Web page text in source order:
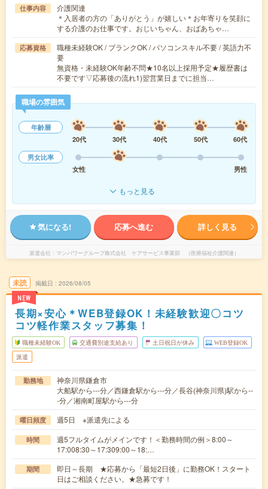
仕事内容
介護関連
＊入居者の方の「ありがとう」が嬉しい＊お年寄りを笑顔に
する介護のお仕事です。おじいちゃん、おばあちゃ…
応募資格
職種未経験OK / ブランクOK / パソコンスキル不要 / 英語力不
要
無資格・未経験OK年齢不問★10名以上採用予定★履歴書は
不要です▽応募後の流れ1)翌営業日までに担当…
職場の雰囲気
年齢層
20代
30代 40代 50代
60代
男女比率
女性
男性
もっと見る
気になる! 応募へ進む 詳しく見る
派遣会社 マンパワーグループ株式会社 ケアサービス事業部 （医療福祉介護関連）
未読
NEW
掲載日 2026/08/05
長期×安心＊WEB登録OK！未経験歓迎〇コツ
コツ軽作業スタッフ募集！
職種未経験OK 交通費別途支給あり 土日祝日が休み WEB登録OK
派遣
勤務地
神奈川県鎌倉市
大船駅から---分／西鎌倉駅から---分／長谷(神奈川県)駅から--
-分／湘南町屋駅から---分
曜日頻度 週5日 ※派遣先による
時間
週5フルタイムがメインです！＜勤務時間の例＞8:00～
17:008:30～17:309:00～18:…
期間
即日～長期 ★応募から「最短2日後」に勤務OK！スタート
日はご相談ください。★急募です！